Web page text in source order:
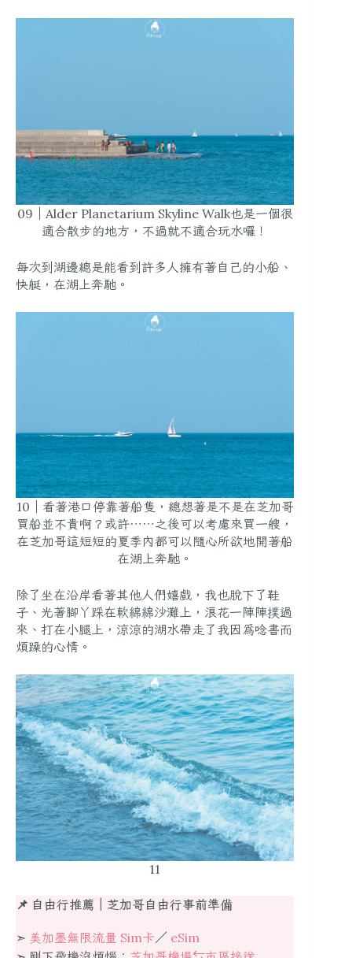
09｜Alder Planetarium Skyline Walk也是一個很
適合散步的地方，不過就不適合玩水囉！
每次到湖邊總是能看到許多人擁有著自己的小船、
快艇，在湖上奔馳。
10｜看著港口停靠著船隻，總想著是不是在芝加哥
買船並不貴啊？或許⋯⋯之後可以考慮來買一艘，
在芝加哥這短短的夏季內都可以隨心所欲地開著船
在湖上奔馳。
除了坐在沿岸看著其他人們嬉戲，我也脫下了鞋
子、光著腳丫踩在軟綿綿沙灘上，浪花一陣陣撲過
來、打在小腿上，涼涼的湖水帶走了我因為唸書而
煩躁的心情。
11
📌 自由行推薦｜芝加哥自由行事前準備
➣ 美加墨無限流量 Sim卡／ eSim